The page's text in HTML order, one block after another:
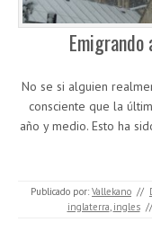
No se si alguien
consciente que la
año y medio. Esto ha
Publicado por: Vallekano //
inglaterra ingles //